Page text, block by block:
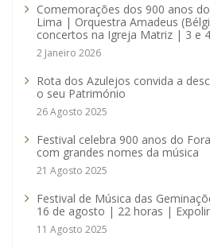
Comemorações dos 900 anos
Lima | Orquestra Amadeus
concertos na Igreja Matriz | 3 e
2 Janeiro 2026
Rota dos Azulejos convida a
o seu Património
26 Agosto 2025
Festival celebra 900 anos do
com grandes nomes da música
21 Agosto 2025
Festival de Música das
16 de agosto | 22 horas |
11 Agosto 2025